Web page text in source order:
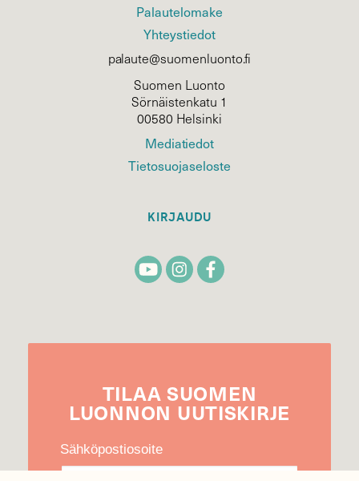
Palautelomake
Yhteystiedot
palaute@suomenluonto.fi
Suomen Luonto
Sörnäistenkatu 1
00580 Helsinki
Mediatiedot
Tietosuojaseloste
KIRJAUDU
TILAA SUOMEN
LUONNON UUTIS­KIRJE
Sähköpostiosoite